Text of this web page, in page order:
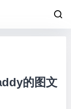
的图文